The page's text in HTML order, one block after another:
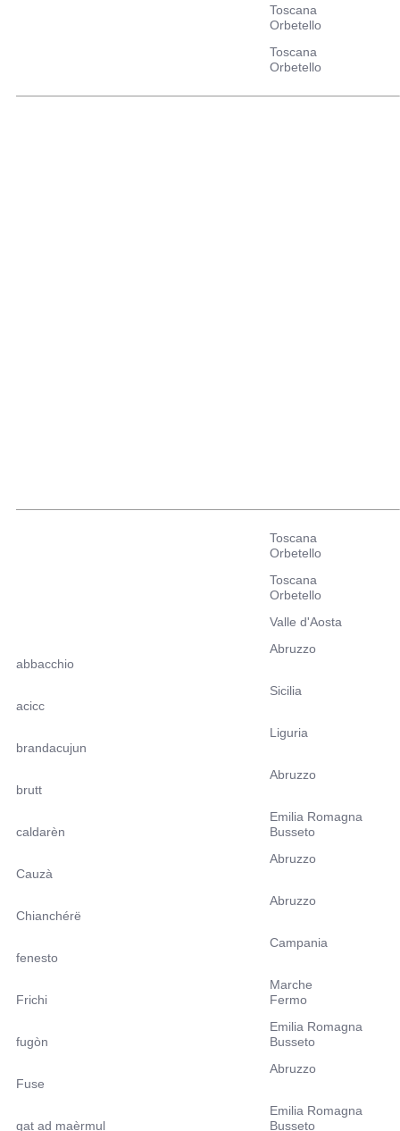
Toscana
Orbetello
Toscana
Orbetello
Toscana
Orbetello
Toscana
Orbetello
Valle d'Aosta
abbacchio
Abruzzo
acicc
Sicilia
brandacujun
Liguria
brutt
Abruzzo
caldarèn
Emilia Romagna
Busseto
Cauzà
Abruzzo
Chianchérë
Abruzzo
fenesto
Campania
Frichi
Marche
Fermo
fugòn
Emilia Romagna
Busseto
Fuse
Abruzzo
gat ad maèrmul
Emilia Romagna
Busseto